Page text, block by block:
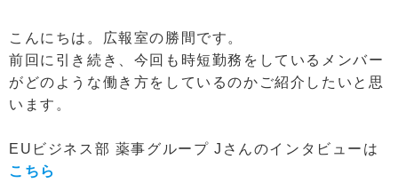
こんにちは。広報室の勝間です。
前回に引き続き、今回も時短勤務をしているメンバー
がどのような働き方をしているのかご紹介したいと思
います。
EUビジネス部 薬事グループ Jさんのインタビューは
こちら